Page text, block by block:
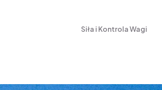
Siła i Kontrola Wagi